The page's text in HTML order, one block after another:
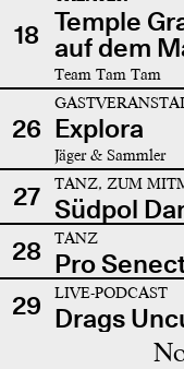
18 Temple
auf dem
Team Tam Tam
26 Explora
Jäger & Sammler
27 TANZ, ZUM
Südpol
28
TANZ
Pro
29
LIVE-PODCAST
Drags